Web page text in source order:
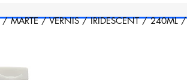
/ MARTE / VERNIS / IRIDESCENT / 240ML /